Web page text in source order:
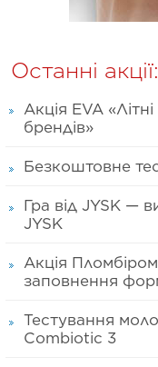
Останні акції:
Акція EVA
брендів»
Безкоштовне
Гра від JYSK —
JYSK
Акція
заповнення
Тестування
Combiotic 3